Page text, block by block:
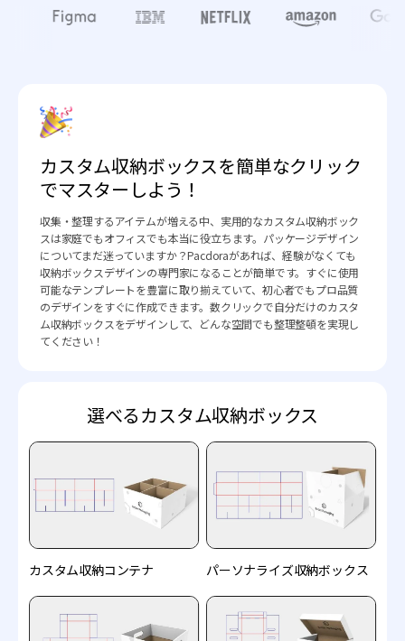
カスタム収納ボックスを簡単なクリック
でマスターしよう！
収集・整理するアイテムが増える中、実用的なカスタム収納ボック
スは家庭でもオフィスでも本当に役立ちます。パッケージデザイン
についてまだ迷っていますか？Pacdoraがあれば、経験がなくても
収納ボックスデザインの専門家になることが簡単です。すぐに使用
可能なテンプレートを豊富に取り揃えていて、初心者でもプロ品質
のデザインをすぐに作成できます。数クリックで自分だけのカスタ
ム収納ボックスをデザインして、どんな空間でも整理整頓を実現し
てください！
選べるカスタム収納ボックス
カスタム収納コンテナ パーソナライズ収納ボックス